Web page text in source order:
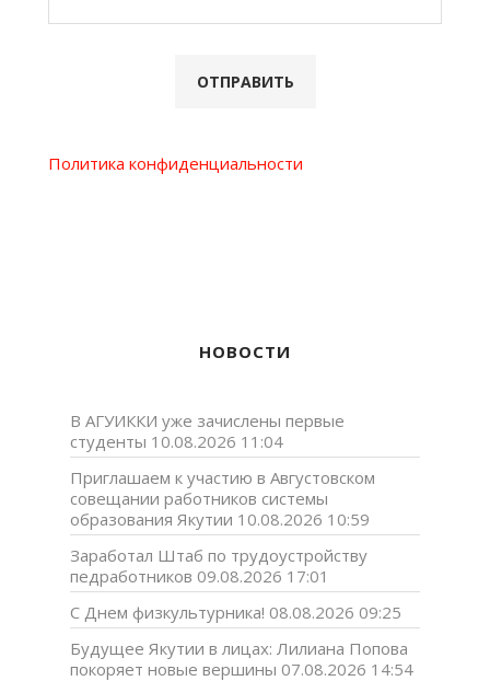
Политика конфиденциальности
НОВОСТИ
В АГУИККИ уже зачислены первые
студенты 10.08.2026 11:04
Приглашаем к участию в Августовском
совещании работников системы
образования Якутии 10.08.2026 10:59
Заработал Штаб по трудоустройству
педработников 09.08.2026 17:01
С Днем физкультурника! 08.08.2026 09:25
Будущее Якутии в лицах: Лилиана Попова
покоряет новые вершины 07.08.2026 14:54